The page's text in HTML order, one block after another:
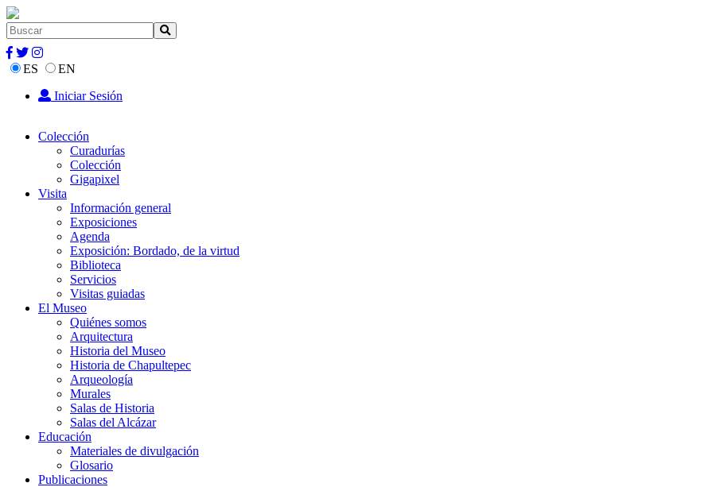
ES
EN
Iniciar Sesión
Colección
Curadurías
Colección
Gigapixel
Visita
Información general
Exposiciones
Agenda
Exposición: Bordado, de la virtud
Biblioteca
Servicios
Visitas guiadas
El Museo
Quiénes somos
Arquitectura
Historia del Museo
Historia de Chapultepec
Arqueología
Murales
Salas de Historia
Salas del Alcázar
Educación
Materiales de divulgación
Glosario
Publicaciones